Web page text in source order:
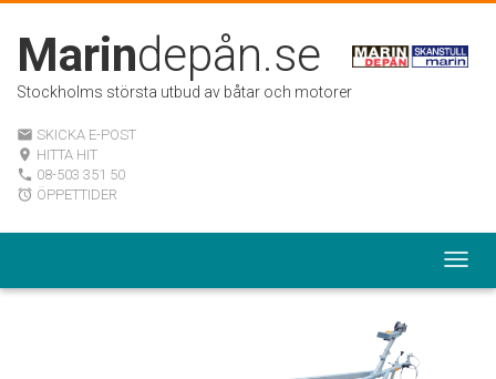
Marindepån.se
Stockholms största utbud av båtar och motorer
email SKICKA E-POST
room HITTA HIT
local_phone 08-503 351 50
alarm ÖPPETTIDER